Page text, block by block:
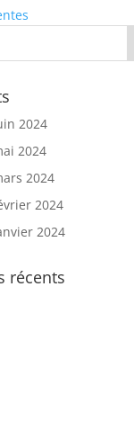
2024
2024
2024
2024
2024
récents